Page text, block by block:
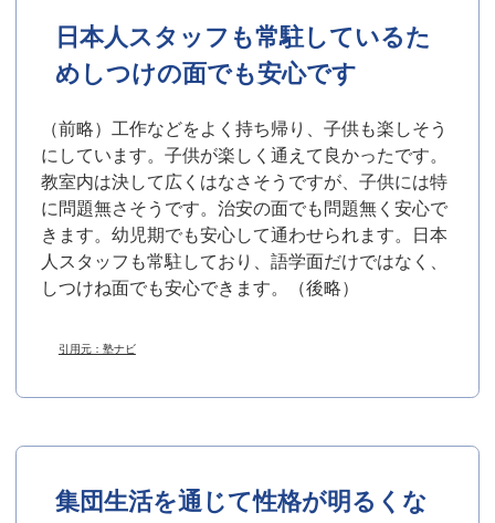
日本人スタッフも常駐しているた
めしつけの面でも安心です
（前略）工作などをよく持ち帰り、子供も楽しそう
にしています。子供が楽しく通えて良かったです。
教室内は決して広くはなさそうですが、子供には特
に問題無さそうです。治安の面でも問題無く安心で
きます。幼児期でも安心して通わせられます。日本
人スタッフも常駐しており、語学面だけではなく、
しつけね面でも安心できます。（後略）
引用元：塾ナビ
集団生活を通じて性格が明るくな